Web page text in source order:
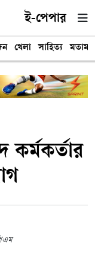
ই-পেপার
খেলা সাহিত্য মতামত